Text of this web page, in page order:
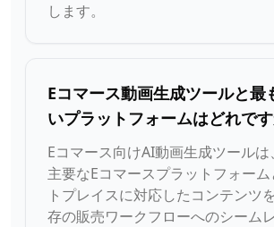
します。
Eコマース動画生成ツールと最
いプラットフォームはどれで
Eコマース向けAI動画生成ツール
主要なEコマースプラットフォーム
トプレイスに対応したコンテンツ
存の販売ワークフローへのシーム